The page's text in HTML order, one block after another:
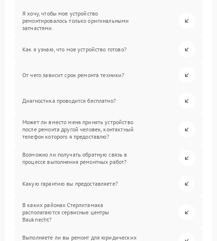
Я хочу, чтобы мое устройство
ремонтировалось только оригинальными
запчастями.
Как я узнаю, что мое устройство готово?
От чего зависит срок ремонта техники?
Диагностика проводится бесплатно?
Может ли вместо меня принять устройство
после ремонта другой человек, контактный
телефон которого я предоставлю?
Возможно ли получать обратную связь в
процессе выполнения ремонтных работ?
Какую гарантию вы предоставляете?
В каких районах Стерлитамака
располагаются сервисные центры
Bauknecht?
Выполняете ли вы ремонт для юридических